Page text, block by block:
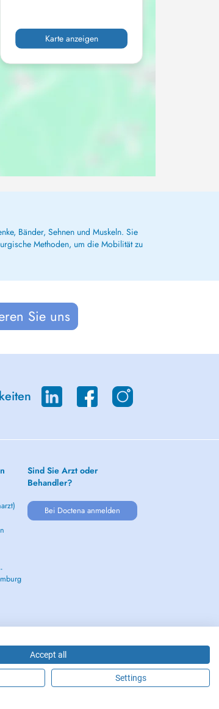
Karte anzeigen
Bänder, Sehnen und Muskeln. Sie
Methoden, um die Mobilität zu
Sie uns
Sind Sie Arzt oder
Behandler?
Bei Doctena anmelden
42, Rue de la Vallée, L-2661 Luxembourg
Accept all
Settings